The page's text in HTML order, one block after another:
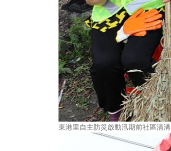
東港里自主防災啟動汛期前社區清溝